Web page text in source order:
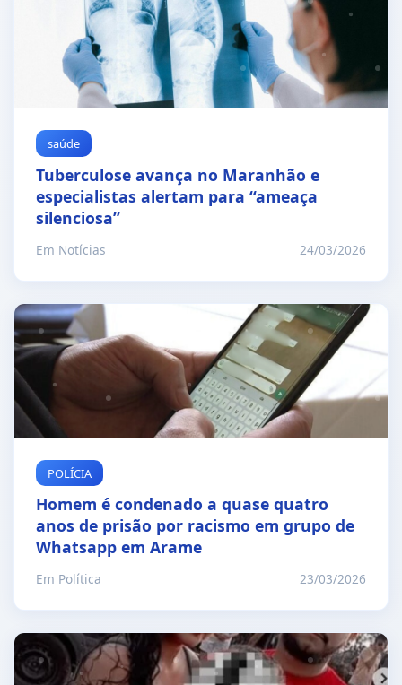
saúde
Tuberculose avança no Maranhão e
especialistas alertam para “ameaça
silenciosa”
Em Notícias 24/03/2026
POLÍCIA
Homem é condenado a quase quatro
anos de prisão por racismo em grupo de
Whatsapp em Arame
Em Política 23/03/2026